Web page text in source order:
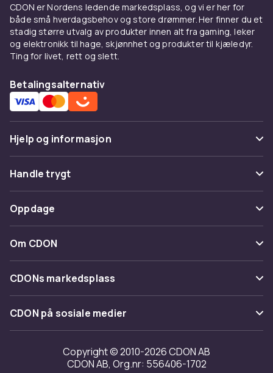
CDON er Nordens ledende markedsplass, og vi er her for
både små hverdagsbehov og store drømmer. Her finner du et
stadig større utvalg av produkter innen alt fra gaming, leker
og elektronikk til hage, skjønnhet og produkter til kjæledyr.
Ting for livet, rett og slett.
Betalingsalternativ
Hjelp og informasjon
Vanlige spørsmål
Spor pakke
Angre & returner her
Kontakt oss
Handle trygt
Betaling
Levering
Tilbakekallinger
Oppdage
Kategorier
Varemerker
Om CDON
Om oss
Kundeanmeldelser
Jobbe på CDON
Investor relations
CDONs markedsplass
Merchant Help Center
CDON på sosiale medier
Copyright © 2010-2026 CDON AB
CDON AB, Org.nr: 556406-1702